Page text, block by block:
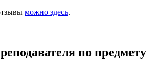
можно здесь.
по предмету